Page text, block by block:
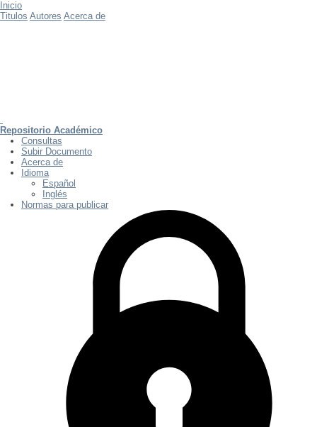
Inicio
Titulos Autores Acerca de
Repositorio Académico
Consultas
Subir Documento
Acerca de
Idioma
Español
Inglés
Normas para publicar